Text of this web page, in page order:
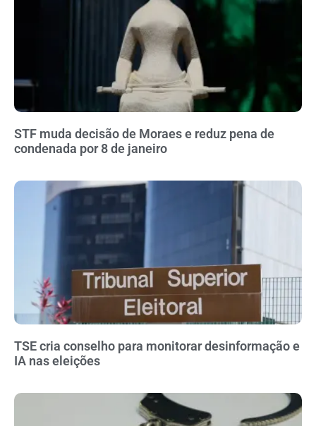
STF muda decisão de Moraes e reduz pena de
condenada por 8 de janeiro
TSE cria conselho para monitorar desinformação e
IA nas eleições